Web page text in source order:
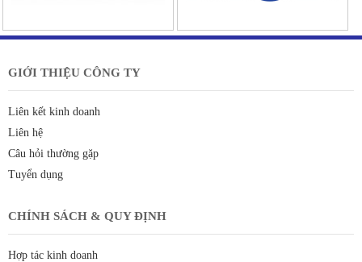
GIỚI THIỆU CÔNG TY
Liên kết kinh doanh
Liên hệ
Câu hỏi thường gặp
Tuyển dụng
CHÍNH SÁCH & QUY ĐỊNH
Hợp tác kinh doanh